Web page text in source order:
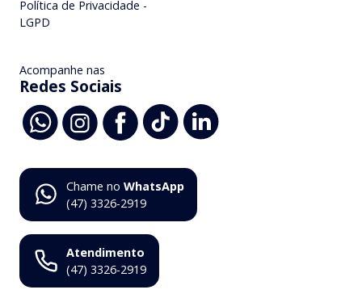
Política de Privacidade -
LGPD
Acompanhe nas
Redes Sociais
Chame no WhatsApp
(47) 3326-2919
Atendimento
(47) 3326-2919